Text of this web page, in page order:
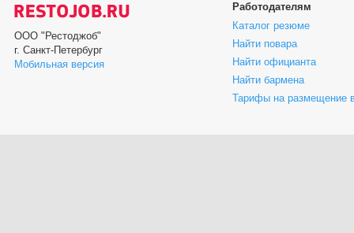
ООО "Рестоджоб"
г. Санкт-Петербург
Мобильная версия
Работодателям
Каталог резюме
Найти повара
Найти официанта
Найти бармена
Тарифы на размещение